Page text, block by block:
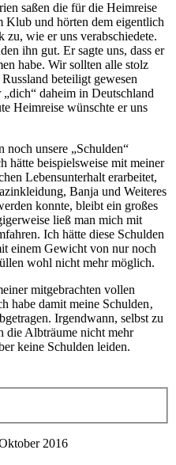
saßen die für die Heimreise
Klub und hörten dem eigentlich
wie er uns verabschiedete.
ihn gut. Er sagte uns, dass er
habe. Wir sollten alle stolz
beteiligt gewesen
dich
daheim in Deutschland
Heimreise wünschte er uns
noch unsere
Schulden
hätte beispielsweise mit meiner
Lebensunterhalt erarbeitet,
Banja und Weiteres
konnte, bleibt ein großes
ließ man mich mit
Ich hätte diese Schulden
einem Gewicht von nur noch
wohl nicht mehr möglich.
mitgebrachten vollen
habe damit meine Schulden‚
Irgendwann, selbst zu
die Albträume nicht mehr
keine Schulden leiden.
2016